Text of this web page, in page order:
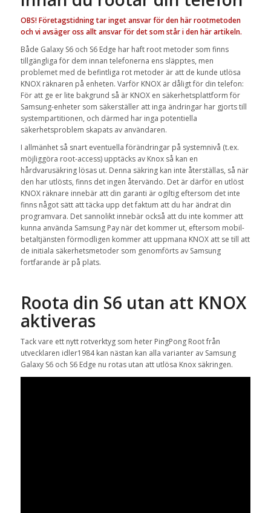
OBS! Företagstidning tar inget ansvar för den här rootmetoden
och vi avsäger oss allt ansvar för det som står i den här artikeln.
Både Galaxy S6 och S6 Edge har haft root metoder som finns
tillgängliga för dem innan telefonerna ens släpptes, men
problemet med de befintliga rot metoder är att de kunde utlösa
KNOX räknaren på enheten. Varför KNOX är dåligt för din telefon:
För att ge er lite bakgrund så är KNOX en säkerhetsplattform för
Samsung-enheter som säkerställer att inga ändringar har gjorts till
systempartitionen, och därmed har inga potentiella
säkerhetsproblem skapats av användaren.
I allmänhet så snart eventuella förändringar på systemnivå (t.ex.
möjliggöra root-access) upptäcks av Knox så kan en
hårdvarusäkring lösas ut. Denna säkring kan inte återställas, så när
den har utlösts, finns det ingen återvändo. Det är därför en utlöst
KNOX räknare innebär att din garanti är ogiltig eftersom det inte
finns något sätt att täcka upp det faktum att du har ändrat din
programvara. Det sannolikt innebär också att du inte kommer att
kunna använda Samsung Pay när det kommer ut, eftersom mobil-
betaltjänsten förmodligen kommer att uppmana KNOX att se till att
de initiala säkerhetsmetoder som genomförts av Samsung
fortfarande är på plats.
Roota din S6 utan att KNOX
aktiveras
Tack vare ett nytt rotverktyg som heter PingPong Root från
utvecklaren idler1984 kan nästan kan alla varianter av Samsung
Galaxy S6 och S6 Edge nu rotas utan att utlösa Knox säkringen.